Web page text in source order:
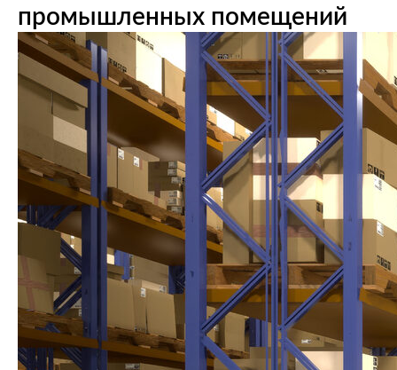
промышленных помещений